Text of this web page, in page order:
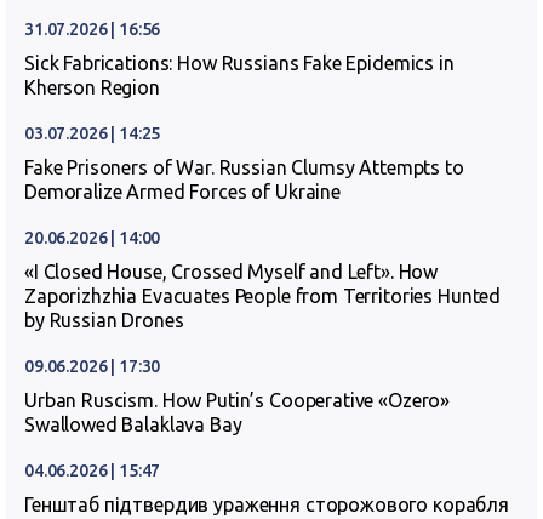
31.07.2026 | 16:56
Sick Fabrications: How Russians Fake Epidemics in
Kherson Region
03.07.2026 | 14:25
Fake Prisoners of War. Russian Clumsy Attempts to
Demoralize Armed Forces of Ukraine
20.06.2026 | 14:00
«I Closed House, Crossed Myself and Left». How
Zaporizhzhia Evacuates People from Territories Hunted
by Russian Drones
09.06.2026 | 17:30
Urban Ruscism. How Putin’s Cooperative «Ozero»
Swallowed Balaklava Bay
04.06.2026 | 15:47
Генштаб підтвердив ураження сторожового корабля